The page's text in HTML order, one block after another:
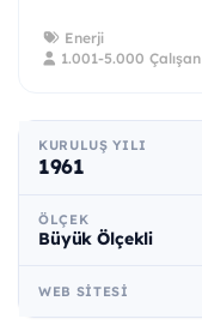
Enerji
1.001-5.000 Çalışan
KURULUŞ YILI
1961
ÖLÇEK
Büyük Ölçekli
WEB SITESI